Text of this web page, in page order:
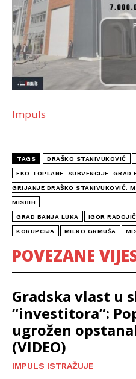
Impuls
TAGS DRAŠKO STANIVUKOVIĆ
EKO TOPLANE. SUBVENCIJE. GRAD
GRIJANJE DRAŠKO STANIVUKOVIĆ.
MISBIH
GRAD BANJA LUKA IGOR
KORUPCIJA MILKO GRMUŠA
POVEZANE
Gradska vlast u
“investitora”:
ugrožen
(VIDEO)
IMPULS ISTRAŽUJE